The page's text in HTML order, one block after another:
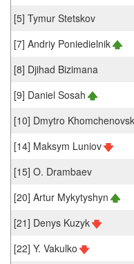
[5] Tymur Stetskov
[7] Andriy Poniedielnik
[8] Djihad Bizimana
[9] Daniel Sosah
[10] Dmytro
[14] Maksym Luniov
[15] O. Drambaev
[20] Artur Mykytyshyn
[21] Denys Kuzyk
[22] Y. Vakulko